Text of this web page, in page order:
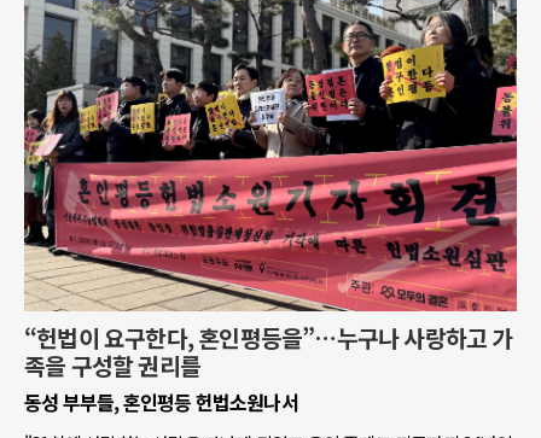
“헌법이 요구한다, 혼인평등을”…누구나 사랑하고 가
족을 구성할 권리를
동성 부부들, 혼인평등 헌법소원나서